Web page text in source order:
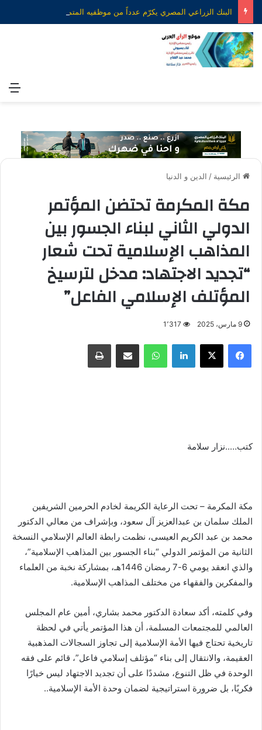
الرئيسية / الدين و الدنيا
مكة المكرمة تحتضن المؤتمر
الدولي الثاني لبناء الجسور بين
المذاهب الإسلامية تحت شعار
“تجديد الاجتهاد: مدخل لترسيخ
المؤتلف الإسلامي الفاعل”
9 مارس، 2025 1٬317
فيسبوك X لينكدإن واتساب مشاركة عبر البريد طباعة
كتب…..نزار سلامة
مكة المكرمة – تحت الرعاية الكريمة لخادم الحرمين الشريفين
الملك سلمان بن عبدالعزيز آل سعود، وبإشراف من معالي الدكتور
محمد بن عبد الكريم العيسى، نظمت رابطة العالم الإسلامي النسخة
الثانية من المؤتمر الدولي “بناء الجسور بين المذاهب الإسلامية”،
والذي انعقد يومي 6-7 رمضان 1446هـ، بمشاركة نخبة من العلماء
والمفكرين والفقهاء من مختلف المذاهب الإسلامية.
وفي كلمته، أكد سعادة الدكتور محمد بشاري، أمين عام المجلس
العالمي للمجتمعات المسلمة، أن هذا المؤتمر يأتي في لحظة
تاريخية تحتاج فيها الأمة الإسلامية إلى تجاوز السجالات المذهبية
العقيمة، والانتقال إلى بناء “مؤتلف إسلامي فاعل”، قائم على فقه
الوحدة في ظل التنوع، مشددًا على أن تجديد الاجتهاد ليس خيارًا
فكريًا، بل ضرورة استراتيجية لضمان وحدة الأمة الإسلامية..